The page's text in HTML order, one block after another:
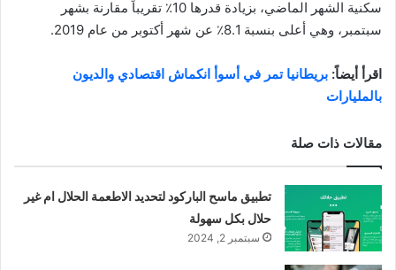
سكنية الشهر الماضي، بزيادة قدرها 10٪ تقريباً مقارنة بشهر
سبتمبر، وهي أعلى بنسبة 8.1٪ عن شهر أكتوبر من عام 2019.
اقرأ أيضاً: بريطانيا تمر في أسوأ انكماش اقتصادي والديون
بالمليارات
مقالات ذات صلة
تطبيق ماسح الباركود لتحديد الاطعمة الحلال ام غير
حلال بكل سهولة
سبتمبر 2, 2024